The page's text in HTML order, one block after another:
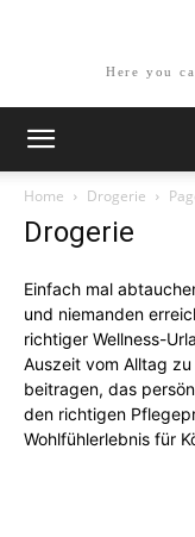
Here you
Home Drogerie
Drogerie
Einfach mal
und niemanden
richtiger Wellness-
Auszeit vom Alltag
beitragen, das
den richtigen
Wohlfühlerlebnis für